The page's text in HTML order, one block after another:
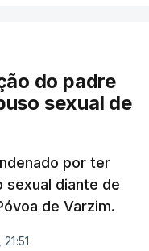
do padre
sexual de
por ter
sexual diante de
de Varzim.